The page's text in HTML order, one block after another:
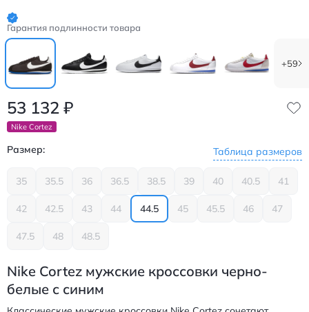
Гарантия подлинности товара
+59
53 132 ₽
Nike Cortez
Размер: Таблица размеров
35 35.5 36 36.5 38.5 39 40 40.5 41
42 42.5 43 44 44.5 45 45.5 46 47
47.5 48 48.5
Nike Cortez мужские кроссовки черно-
белые с синим